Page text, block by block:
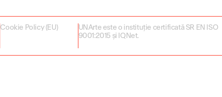
Cookie Policy (EU)
UNArte este o instituție certificată SR EN ISO
9001:2015 și IQNet.